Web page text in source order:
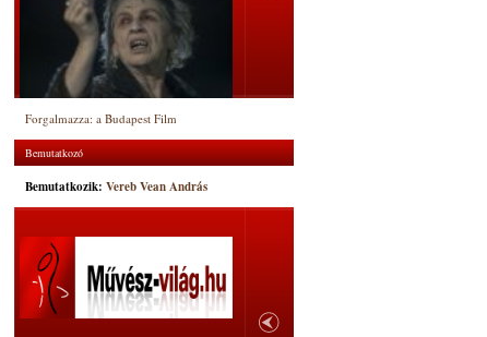
Forgalmazza: a Budapest Film
Bemutatkozó
Bemutatkozik: Vereb Vean András